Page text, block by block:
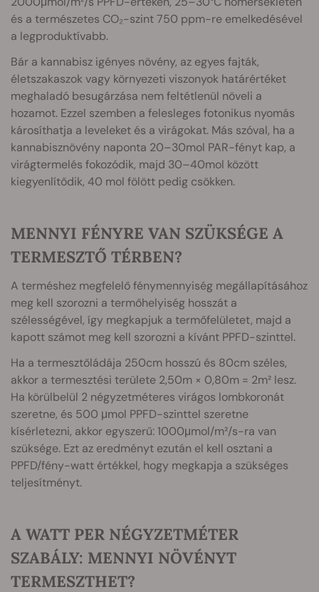
és a természetes CO₂-szint 750 ppm-re emelkedésével
a legproduktívabb.
Bár a kannabisz igényes növény, az egyes fajták,
életszakaszok vagy környezeti viszonyok határértéket
meghaladó besugárzása nem feltétlenül növeli a
hozamot. Ezzel szemben a felesleges fotonikus nyomás
károsíthatja a leveleket és a virágokat. Más szóval, ha a
kannabisznövény naponta 20–30mol PAR-fényt kap, a
virágtermelés fokozódik, majd 30–40mol között
kiegyenlítődik, 40 mol fölött pedig csökken.
MENNYI FÉNYRE VAN SZÜKSÉGE A
TERMESZTŐ TÉRBEN?
A terméshez megfelelő fénymennyiség megállapításához
meg kell szorozni a termőhelyiség hosszát a
szélességével, így megkapjuk a termőfelületet, majd a
kapott számot meg kell szorozni a kívánt PPFD-szinttel.
Ha a termesztőládája 250cm hosszú és 80cm széles,
akkor a termesztési területe 2,50m × 0,80m = 2m² lesz.
Ha körülbelül 2 négyzetméteres virágos lombkoronát
szeretne, és 500 μmol PPFD-szinttel szeretne
kísérletezni, akkor egyszerű: 1000μmol/m²/s-ra van
szüksége. Ezt az eredményt ezután el kell osztani a
PPFD/fény-watt értékkel, hogy megkapja a szükséges
teljesítményt.
A WATT PER NÉGYZETMÉTER
SZABÁLY: MENNYI NÖVÉNYT
TERMESZTHET?